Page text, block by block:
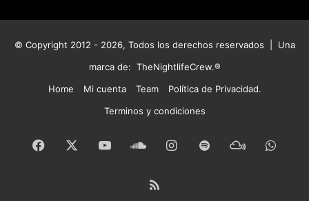
© Copyright 2012 - 2026, Todos los derechos reservados | Una
marca de: TheNightlifeCrew.®
Home
Mi cuenta Team
Política de Privacidad.
Terminos y condiciones
Facebook YouTubeSoundCloud
Instagram
SpotifyMixcloud